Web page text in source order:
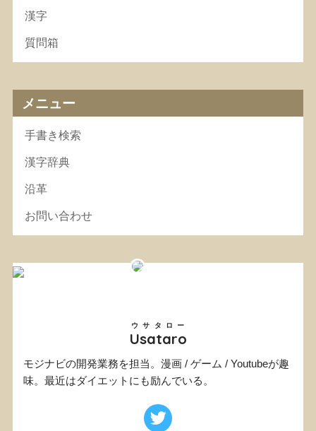
漢字
質問箱
メニュー
手書き検索
漢字辞典
沿革
お問い合わせ
Usataro
ウサタロー
モジナビの開発業務を担当。漫画 / ゲーム / Youtubeが趣
味。最近はダイエットにも励んでいる。